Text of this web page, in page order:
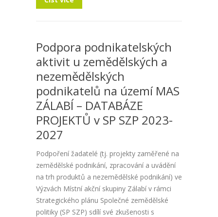
Podpora podnikatelských
aktivit u zemědělských a
nezemědělských
podnikatelů na území MAS
ZÁLABÍ – DATABÁZE
PROJEKTŮ v SP SZP 2023-
2027
Podpoření žadatelé (tj. projekty zaměřené na
zemědělské podnikání, zpracování a uvádění
na trh produktů a nezemědělské podnikání) ve
Výzvách Místní akční skupiny Zálabí v rámci
Strategického plánu Společné zemědělské
politiky (SP SZP) sdílí své zkušenosti s